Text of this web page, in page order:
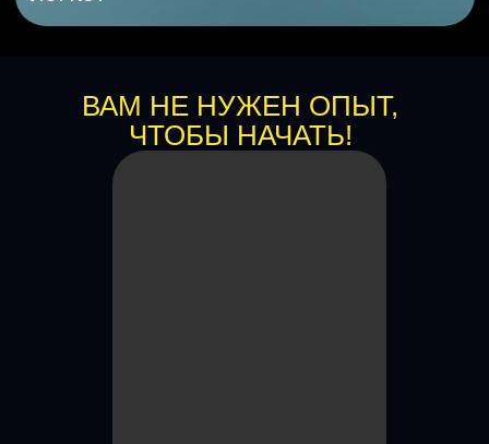
ВАМ НЕ НУЖЕН ОПЫТ,
ЧТОБЫ НАЧАТЬ!